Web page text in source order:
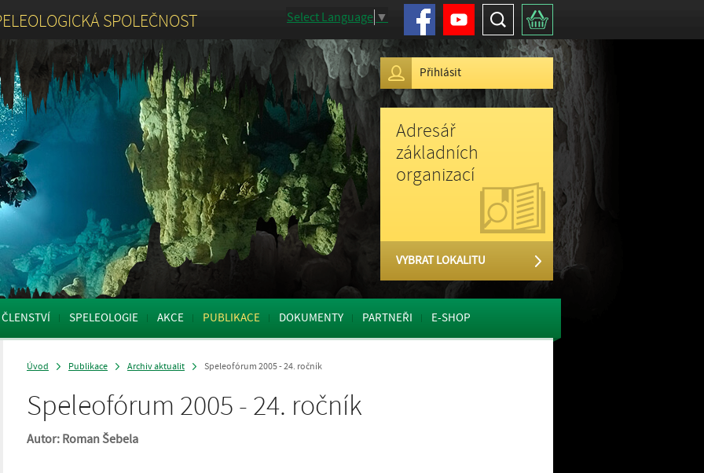
SPOLEČNOST Hledat
Youtube
Facebook
Select Language ▼
Přihlásit
Adresář
základních
organizací
VYBRAT LOKALITU
ČLENSTVÍ SPELEOLOGIE AKCE PUBLIKACE DOKUMENTY PARTNEŘI E-SHOP
Úvod Publikace Archiv aktualit Speleofórum 2005 - 24. ročník
Speleofórum 2005 - 24. ročník
Autor: Roman Šebela